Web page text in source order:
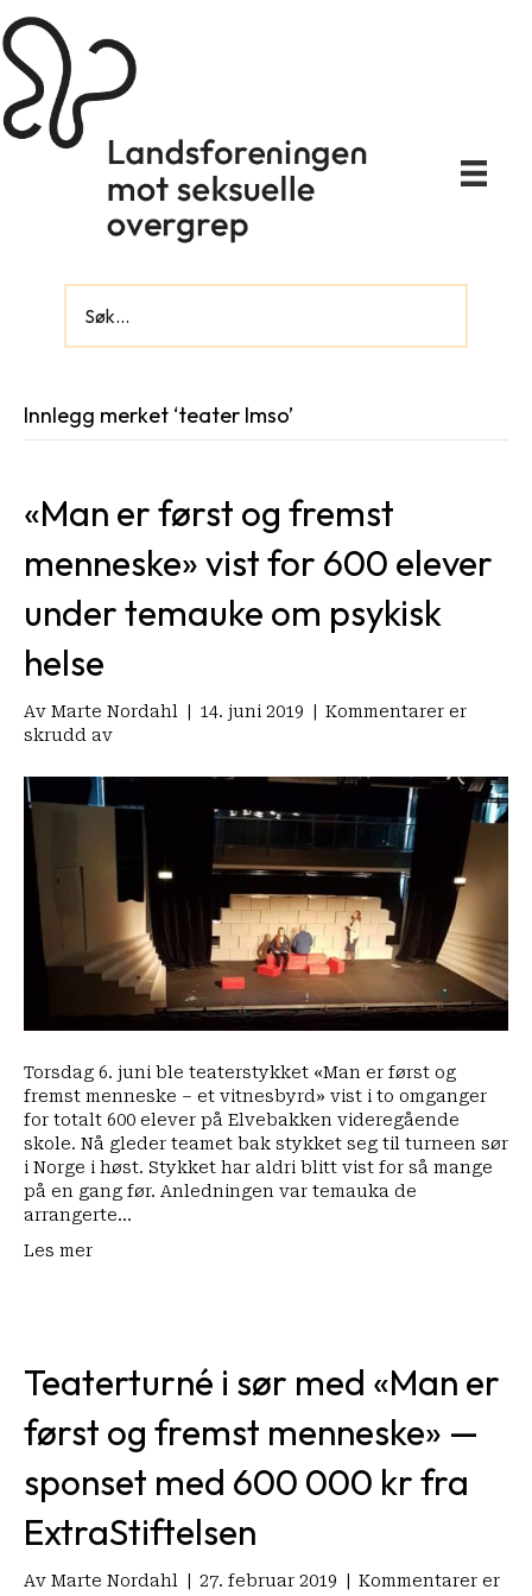
Innlegg merket ‘teater lmso’
«Man er først og fremst
menneske» vist for 600 elever
under temauke om psykisk
helse
Av Marte Nordahl 14. juni 2019
Kommentarer er
skrudd avfor
er
først
menneske»
vist
600
elever
under
temauke
psykisk
helse
Torsdag 6. juni ble teaterstykket «Man er først og
fremst menneske – et vitnesbyrd» vist i to omganger
for totalt 600 elever på Elvebakken videregående
skole. Nå gleder teamet bak stykket seg til turneen sør
i Norge i høst. Stykket har aldri blitt vist for så mange
på en gang før. Anledningen var temauka de
arrangerte…
Les mer
Teaterturné i sør med «Man er
først og fremst menneske» —
sponset med 600 000 kr fra
ExtraStiftelsen
Av Marte Nordahl 27. februar 2019
Kommentarer er